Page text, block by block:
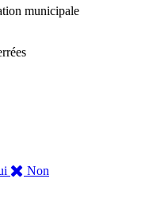
municipale
,
Non